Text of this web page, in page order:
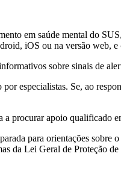
em saúde mental do
iOS ou na versão web, e
sobre sinais de
especialistas. Se, ao
a procurar apoio
para orientações
da Lei Geral de